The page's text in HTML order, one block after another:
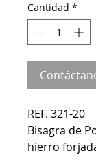
Cantidad *
REF. 321-20
Bisagra de
hierro